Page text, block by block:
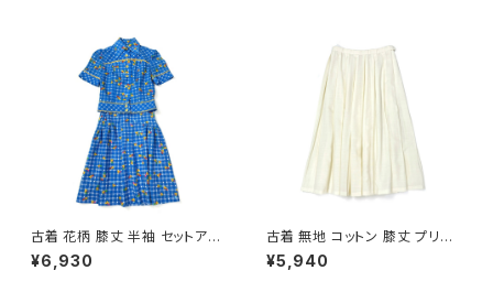
古着 花柄 膝丈 半袖 セットアッ
プ 青 (oa2607082)
¥6,930
古着 無地 コットン 膝丈 プリー
ツ スカート ベージュ 生成り (b
a2607005)
¥5,940